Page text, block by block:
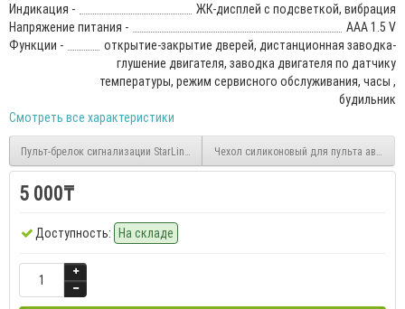
Индикация -
ЖК-дисплей с подсветкой, вибрация
Напряжение питания -
AAA 1.5 V
Функции -
открытие-закрытие дверей, дистанционная заводка-
глушение двигателя, заводка двигателя по датчику
температуры, режим сервисного обслуживания, часы ,
будильник
Смотреть все характеристики
Пульт-брелок сигнализации StarLine B92 Чехол силиконовый для пульта
5 000₸
Доступность: На складе